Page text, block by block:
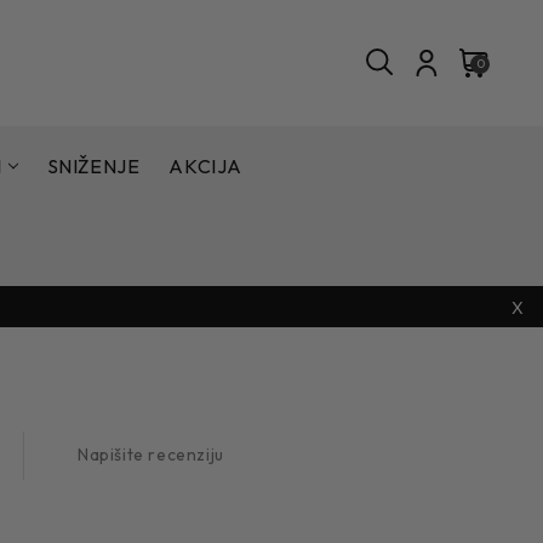
0
SNIŽENJE AKCIJA
X
Napišite recenziju